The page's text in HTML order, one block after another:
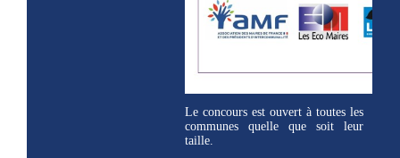
Le concours est ouvert à toutes les
communes quelle que soit leur
taille.